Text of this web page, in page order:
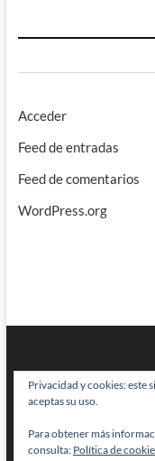
Acceder
Feed de entradas
Feed de comentarios
WordPress.org
BRAINSTOMPING|
los derechos reservados
Privacidad y cookies: este
aceptas su uso.
Para obtener más
consulta: Política de